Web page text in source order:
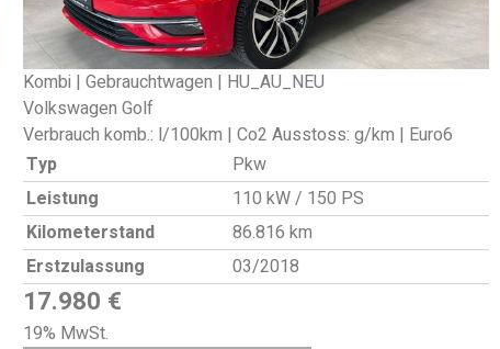
Kombi | Gebrauchtwagen | HU_AU_NEU
Volkswagen Golf
Verbrauch komb.: l/100km | Co2 Ausstoss: g/km | Euro6
Typ
Pkw
Leistung
110 kW / 150 PS
Kilometerstand
86.816 km
Erstzulassung
03/2018
17.980 €
19% MwSt.